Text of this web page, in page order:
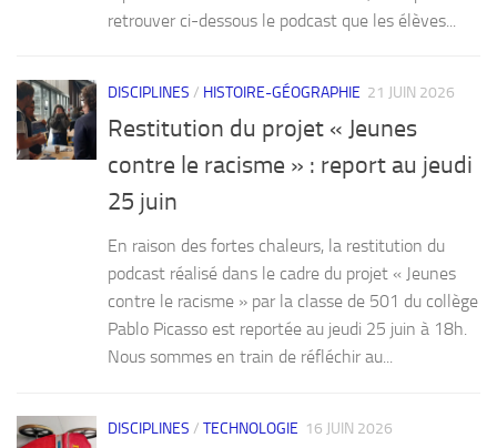
retrouver ci-dessous le podcast que les élèves...
DISCIPLINES / HISTOIRE-GÉOGRAPHIE 21 JUIN 2026
Restitution du projet « Jeunes
contre le racisme » : report au jeudi
25 juin
En raison des fortes chaleurs, la restitution du
podcast réalisé dans le cadre du projet « Jeunes
contre le racisme » par la classe de 501 du collège
Pablo Picasso est reportée au jeudi 25 juin à 18h.
Nous sommes en train de réfléchir au...
DISCIPLINES / TECHNOLOGIE 16 JUIN 2026